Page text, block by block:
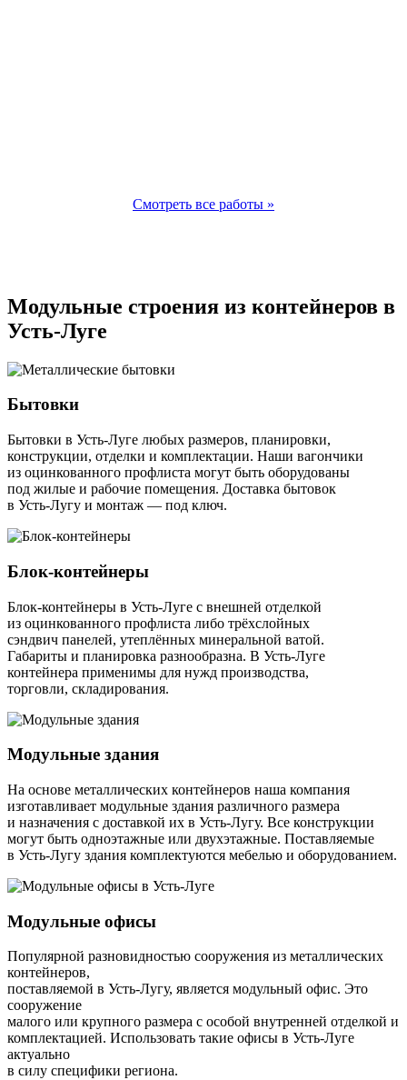
Смотреть все работы »
Модульные строения из контейнеров в
Усть-Луге
Бытовки
Бытовки в Усть-Луге любых размеров, планировки,
конструкции, отделки и комплектации. Наши вагончики
из оцинкованного профлиста могут быть оборудованы
под жилые и рабочие помещения. Доставка бытовок
в Усть-Лугу и монтаж — под ключ.
Блок-контейнеры
Блок-контейнеры в Усть-Луге с внешней отделкой
из оцинкованного профлиста либо трёхслойных
сэндвич панелей, утеплённых минеральной ватой.
Габариты и планировка разнообразна. В Усть-Луге
контейнера применимы для нужд производства,
торговли, складирования.
Модульные здания
На основе металлических контейнеров наша компания
изготавливает модульные здания различного размера
и назначения с доставкой их в Усть-Лугу. Все конструкции
могут быть одноэтажные или двухэтажные. Поставляемые
в Усть-Лугу здания комплектуются мебелью и оборудованием.
Модульные офисы
Популярной разновидностью сооружения из металлических
контейнеров,
поставляемой в Усть-Лугу, является модульный офис. Это
сооружение
малого или крупного размера с особой внутренней отделкой и
комплектацией. Использовать такие офисы в Усть-Луге
актуально
в силу специфики региона.